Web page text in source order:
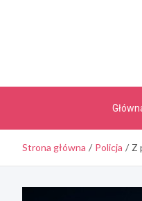
Strona główna Policja Z